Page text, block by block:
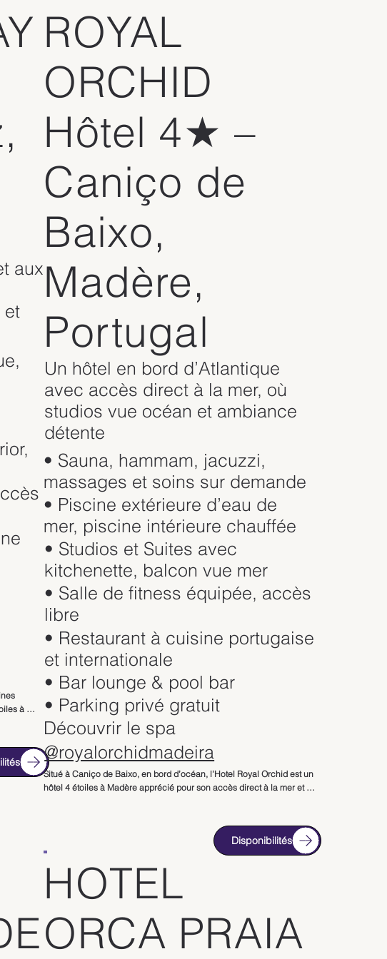
aux
et
à
nature
propose
ROYAL
ORCHID
Hôtel 4★ –
Caniço de
Baixo,
Madère,
Portugal
Un hôtel en bord d’Atlantique
avec accès direct à la mer, où
studios vue océan et ambiance
détente
• Sauna, hammam, jacuzzi,
massages et soins sur demande
• Piscine extérieure d’eau de
mer, piscine intérieure chauffée
• Studios et Suites avec
kitchenette, balcon vue mer
• Salle de fitness équipée, accès
libre
• Restaurant à cuisine portugaise
et internationale
• Bar lounge & pool bar
• Parking privé gratuit
Découvrir le spa
@royalorchidmadeira
Situé à Caniço de Baixo, en bord d’océan, l’Hotel Royal Orchid est un
hôtel 4 étoiles à Madère apprécié pour son accès direct à la mer et
L’établissement propose principalement des studios et suites avec
kitchenette, tous dotés d’un balcon privé offrant une vue mer.
Spacieux et fonctionnels, ils conviennent parfaitement aux couples ou
aux voyageurs souhaitant plus d’autonomie durant leur séjour à
L’hôtel dispose d’un espace bien-être comprenant sauna, hammam
et jacuzzi, ainsi que des massages et soins disponibles sur demande.
Disponibilités
HOTEL
ORCA PRAIA